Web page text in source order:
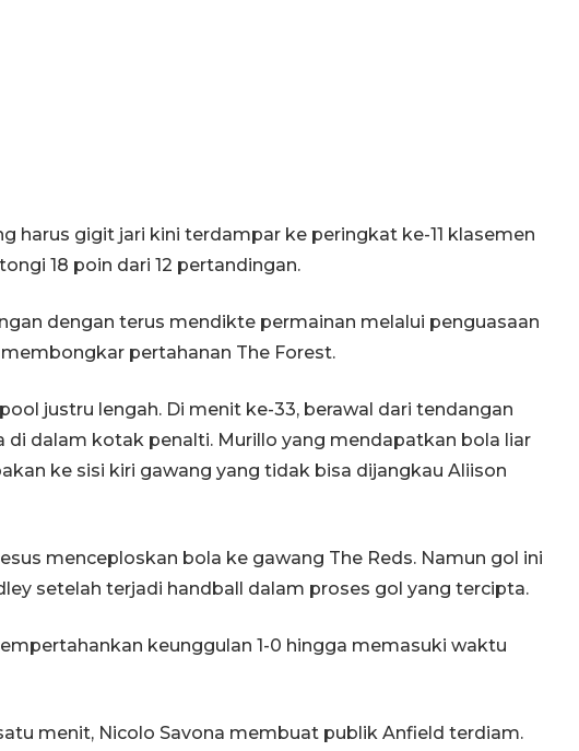
harus gigit jari kini terdampar ke peringkat ke-11 klasemen
18 poin dari 12 pertandingan.
dengan terus mendikte permainan melalui penguasaan
pertahanan The Forest.
justru lengah. Di menit ke-33, berawal dari tendangan
di dalam kotak penalti. Murillo yang mendapatkan bola liar
ke sisi kiri gawang yang tidak bisa dijangkau Aliison
menceploskan bola ke gawang The Reds. Namun gol ini
setelah terjadi handball dalam proses gol yang tercipta.
keunggulan 1-0 hingga memasuki waktu
menit, Nicolo Savona membuat publik Anfield terdiam.